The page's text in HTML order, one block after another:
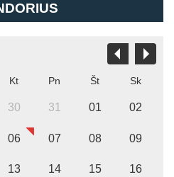
Kt Pn Št Sk
30 31 01 02
06 07 08 09
13 14 15 16